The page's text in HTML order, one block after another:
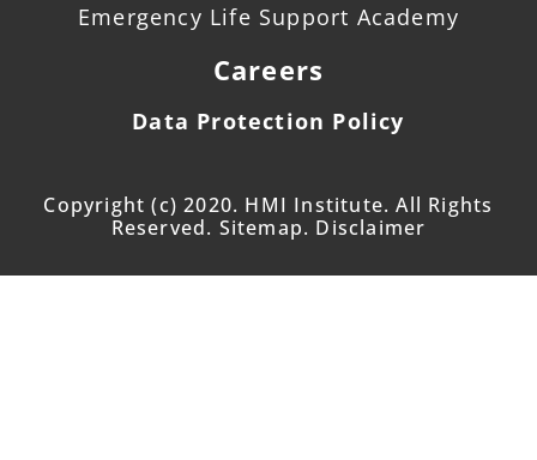
Emergency Life Support Academy
Careers
Data Protection Policy
Copyright (c) 2020. HMI Institute. All Rights
Reserved. Sitemap. Disclaimer